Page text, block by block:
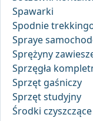
Spawarki
Spodnie
Spraye
Sprężyny
Sprzęgła
Sprzęt gaśniczy
Sprzęt studyjny
Środki